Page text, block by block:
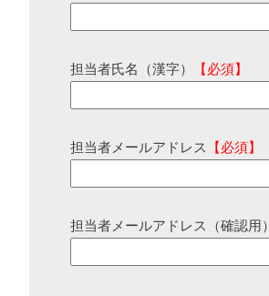
担当者氏名（漢字） 【必須】
担当者メールアドレス 【必須】
担当者メールアドレス（確認用）